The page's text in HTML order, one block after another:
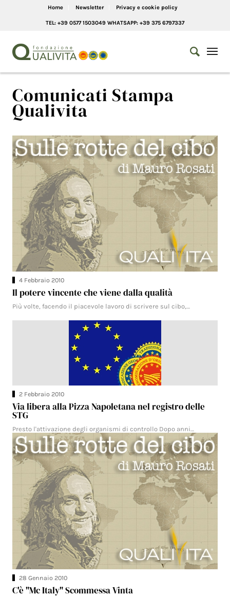
Home Newsletter Privacy e cookie policy
TEL: +39 0577 1503049 WHATSAPP: +39 375 6797337
Comunicati Stampa
Qualivita
4 Febbraio 2010
Il potere vincente che viene dalla qualità
Più volte, facendo il piacevole lavoro di scrivere sul cibo,…
2 Febbraio 2010
Via libera alla Pizza Napoletana nel registro delle
STG
Presto l'attivazione degli organismi di controllo Dopo anni…
28 Gennaio 2010
C'è "Mc Italy" Scommessa Vinta